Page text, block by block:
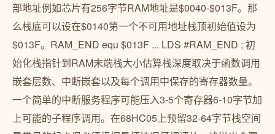
部地址例如芯片有256字节RAM地址是$0040-$013F。那
么栈底可以设在$0140第一个不可用地址栈顶初始值设为
$013F。RAM_END equ $013F ... LDS #RAM_END ; 初
始化栈指针到RAM末端栈大小估算栈深度取决于函数调用
嵌套层数、中断嵌套以及每个调用中保存的寄存器数量。
一个简单的中断服务程序可能压入3-5个寄存器6-10字节加
上可能的子程序调用。在68HC05上预留32-64字节栈空间